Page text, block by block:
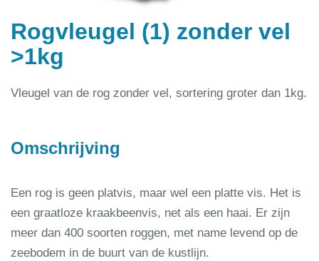
Rogvleugel (1) zonder vel
>1kg
Vleugel van de rog zonder vel, sortering groter dan 1kg.
Omschrijving
Een rog is geen platvis, maar wel een platte vis. Het is
een graatloze kraakbeenvis, net als een haai. Er zijn
meer dan 400 soorten roggen, met name levend op de
zeebodem in de buurt van de kustlijn.